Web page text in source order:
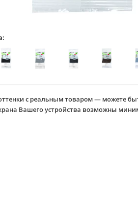
с реальным товаром — можете
Вашего устройства возможны